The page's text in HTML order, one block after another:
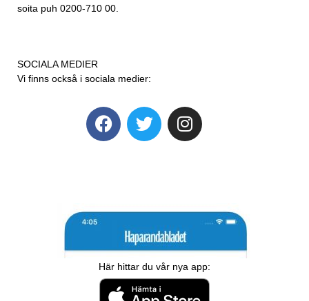
soita puh 0200-710 00.
SOCIALA MEDIER
Vi finns också i sociala medier:
Här hittar du vår nya app: